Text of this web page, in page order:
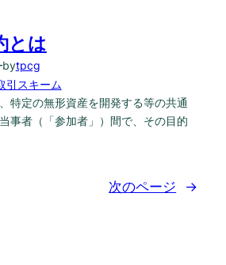
とは
bytpcg
引スキーム
特定の無形資産を開発する等の共通
事者（「参加者」）間で、その目的
次のページ →